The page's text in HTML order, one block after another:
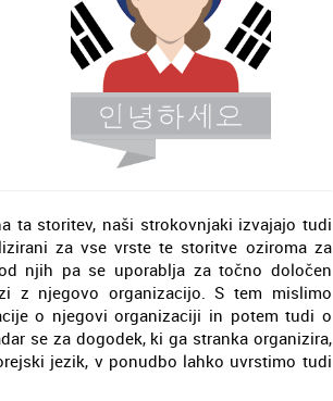
ta storitev, naši strokovnjaki izvajajo tudi
za vse vrste te storitve oziroma za
njih pa se uporablja za točno določen
z njegovo organizacijo. S tem mislimo
o njegovi organizaciji in potem tudi o
se za dogodek, ki ga stranka organizira,
jezik, v ponudbo lahko uvrstimo tudi